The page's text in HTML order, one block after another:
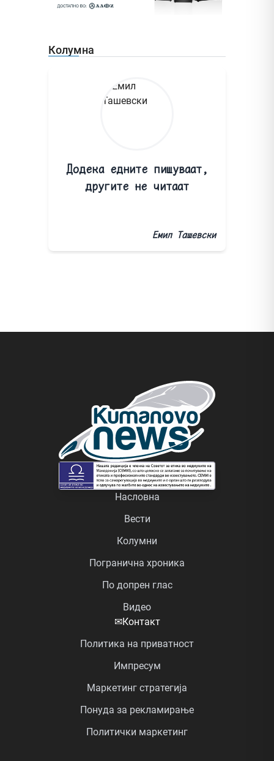
Колумна
Додека едните пишуваат,
другите не читаат
Емил Ташевски
Насловна
Вести
Колумни
Погранична хроника
По допрен глас
Видео
✉Контакт
Политика на приватност
Импресум
Маркетинг стратегија
Понуда за рекламирање
Политички маркетинг